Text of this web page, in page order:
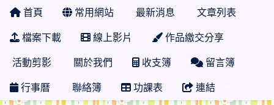
首頁 常用網站 最新消息 文章列表
檔案下載 線上影片 作品繳交分享
活動剪影 關於我們 收支簿 留言簿
行事曆 聯絡簿 功課表 連結